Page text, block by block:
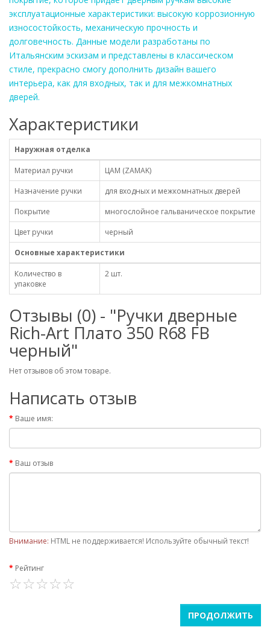
эксплуатационные характеристики: высокую коррозионную
износостойкость, механическую прочность и
долговечность. Данные модели разработаны по
Итальянским эскизам и представлены в классическом
стиле, прекрасно смогу дополнить дизайн вашего
интерьера, как для входных, так и для межкомнатных
дверей.
Характеристики
Наружная отделка
Материал ручки
ЦАМ (ZAMAK)
Назначение ручки
для входных и межкомнатных дверей
Покрытие
многослойное гальваническое покрытие
Цвет ручки
черный
Основные характеристики
Количество в
упаковке
2 шт.
Отзывы (0) - "Ручки дверные
Rich-Art Плато 350 R68 FB
черный"
Нет отзывов об этом товаре.
Написать отзыв
Ваше имя:
Ваш отзыв
Внимание: HTML не поддерживается! Используйте обычный текст!
Рейтинг
ПРОДОЛЖИТЬ